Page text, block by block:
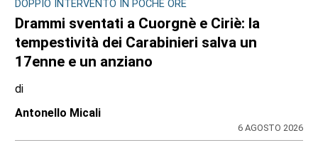
DOPPIO INTERVENTO IN POCHE ORE
Drammi sventati a Cuorgnè e Ciriè: la
tempestività dei Carabinieri salva un
17enne e un anziano
di
Antonello Micali
6 AGOSTO 2026